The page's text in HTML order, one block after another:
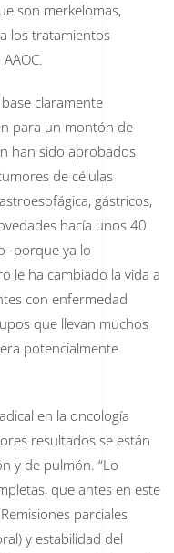
son merkelomas,
los tratamientos
claramente
para un montón de
han sido aprobados
de células
gástricos,
hacía unos 40
-porque ya lo
le ha cambiado la vida a
con enfermedad
que llevan muchos
potencialmente
en la oncología
resultados se están
y de pulmón. “Lo
que antes en este
parciales
y estabilidad del